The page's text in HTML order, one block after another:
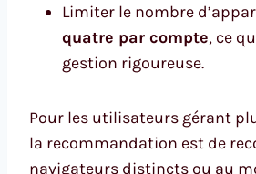
Limiter le nombre
quatre par compte, ce
gestion rigoureuse.
Pour les utilisateurs gérant
la recommandation est de
navigateurs distincts ou au